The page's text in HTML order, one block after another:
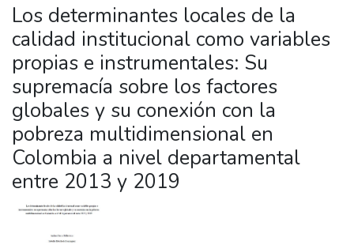
Statistics
Los determinantes locales de la
calidad institucional como variables
propias e instrumentales: Su
supremacía sobre los factores
globales y su conexión con la
pobreza multidimensional en
Colombia a nivel departamental
entre 2013 y 2019